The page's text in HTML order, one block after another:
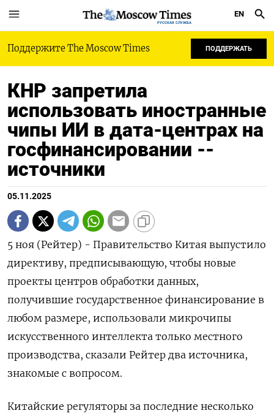
РУССКАЯ СЛУЖБА
EN
Поддержите The Moscow Times ПОДДЕРЖАТЬ
КНР запретила
использовать иностранные
чипы ИИ в дата-центрах на
госфинансировании --
источники
05.11.2025
5 ноя (Рейтер) - Правительство Китая выпустило
директиву, предписывающую, чтобы новые
проекты центров обработки данных,
получившие государственное финансирование в
любом размере, использовали микрочипы
искусственного интеллекта только местного
производства, сказали Рейтер два источника,
знакомые с вопросом.
Китайские регуляторы за последние несколько